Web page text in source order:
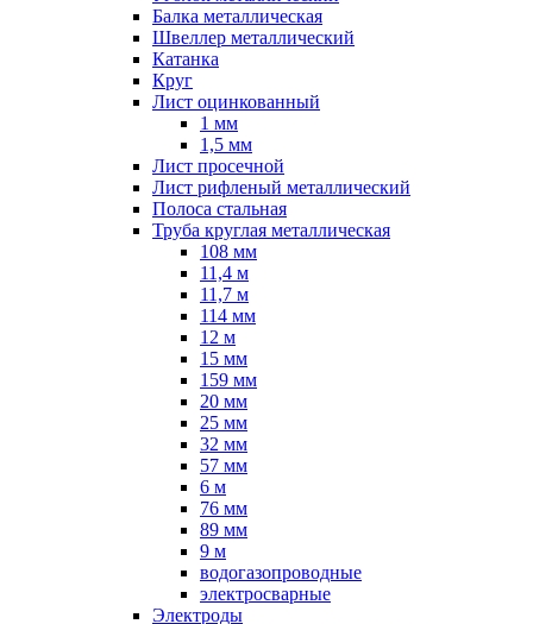
Балка металлическая
Швеллер металлический
Катанка
Круг
Лист оцинкованный
1 мм
1,5 мм
Лист просечной
Лист рифленый металлический
Полоса стальная
Труба круглая металлическая
108 мм
11,4 м
11,7 м
114 мм
12 м
15 мм
159 мм
20 мм
25 мм
32 мм
57 мм
6 м
76 мм
89 мм
9 м
водогазопроводные
электросварные
Электроды